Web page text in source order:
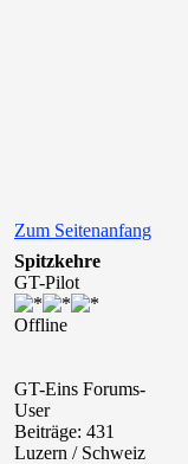
Zum Seitenanfang
Spitzkehre
GT-Pilot
Offline
GT-Eins Forums-
User
Beiträge: 431
Luzern / Schweiz